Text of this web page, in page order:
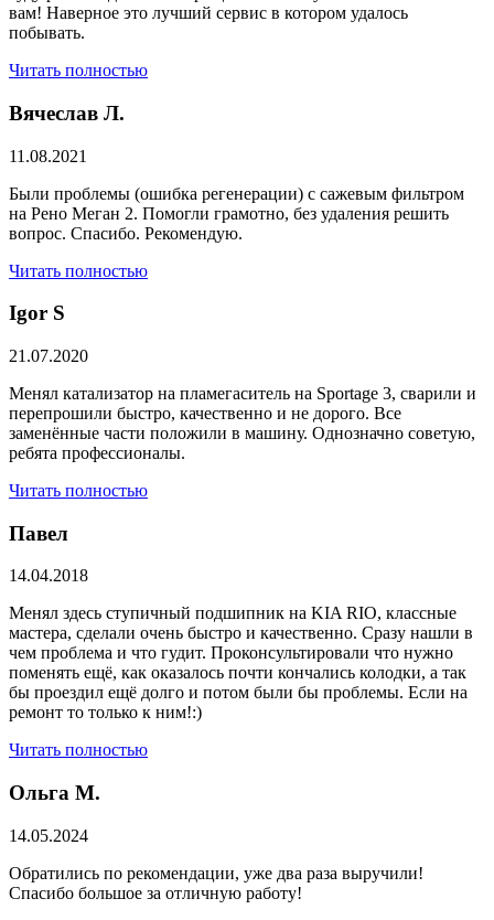
вам! Наверное это лучший сервис в котором удалось
побывать.
Читать полностью
Вячеслав Л.
11.08.2021
Были проблемы (ошибка регенерации) с сажевым фильтром
на Рено Меган 2. Помогли грамотно, без удаления решить
вопрос. Спасибо. Рекомендую.
Читать полностью
​Igor S
21.07.2020
Менял катализатор на пламегаситель на Sportage 3, сварили и
перепрошили быстро, качественно и не дорого. Все
заменённые части положили в машину. Однозначно советую,
ребята профессионалы.
Читать полностью
Павел
14.04.2018
Менял здесь ступичный подшипник на KIA RIO, классные
мастера, сделали очень быстро и качественно. Сразу нашли в
чем проблема и что гудит. Проконсультировали что нужно
поменять ещё, как оказалось почти кончались колодки, а так
бы проездил ещё долго и потом были бы проблемы. Если на
ремонт то только к ним!:)
Читать полностью
Ольга М.
14.05.2024
Обратились по рекомендации, уже два раза выручили!
Спасибо большое за отличную работу!